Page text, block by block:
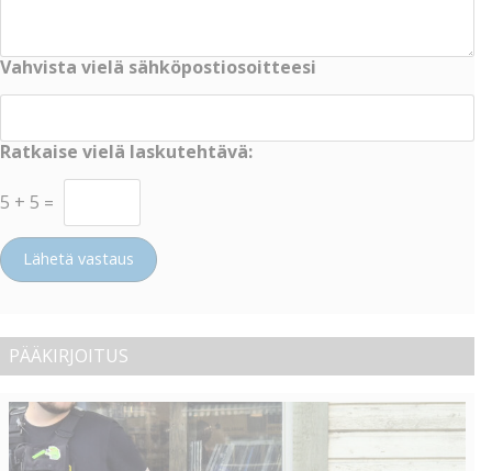
Vahvista vielä sähköpostiosoitteesi
Ratkaise vielä laskutehtävä:
5 + 5 =
Lähetä vastaus
PÄÄKIRJOITUS